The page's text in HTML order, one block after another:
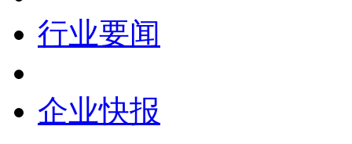
行业要闻
企业快报